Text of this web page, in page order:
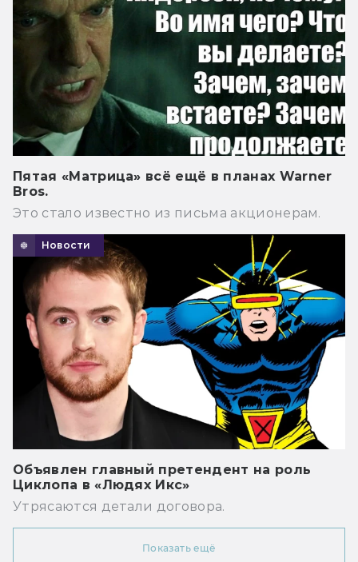
Пятая «Матрица» всё ещё в планах Warner
Bros.
Это стало известно из письма акционерам.
Новости
Объявлен главный претендент на роль
Циклопа в «Людях Икс»
Утрясаются детали договора.
Показать ещё